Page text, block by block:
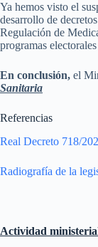
Ya hemos visto el
desarrollo de
Regulación de
programas
En conclusión, el
Sanitaria
Referencias
Real Decreto 718/
Radiografía de la
Actividad